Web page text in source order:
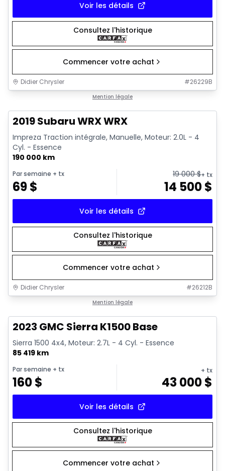
Voir les détails
Consultez l'historique
Commencer votre achat
Didier Chrysler #26229B
Mention légale
2019 Subaru WRX WRX
Impreza Traction intégrale, Manuelle, Moteur: 2.0L - 4
Cyl. - Essence
190 000 km
Par semaine + tx
69$
19 000$+ tx
14 500$
Voir les détails
Consultez l'historique
Commencer votre achat
Didier Chrysler #26212B
Mention légale
2023 GMC Sierra K1500 Base
Sierra 1500 4x4, Moteur: 2.7L - 4 Cyl. - Essence
85 419 km
Par semaine + tx
160$
+ tx
43 000$
Voir les détails
Consultez l'historique
Commencer votre achat